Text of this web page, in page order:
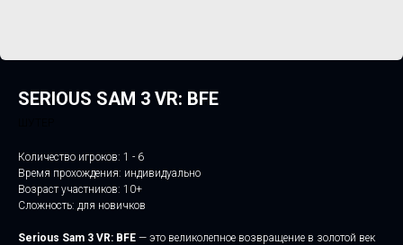
SERIOUS SAM 3 VR: BFE
Количество игроков: 1 - 6
Время прохождения: индивидуально
Возраст участников: 10+
Сложность: для новичков
Serious Sam 3 VR: BFE — это великолепное возвращение в золотой век